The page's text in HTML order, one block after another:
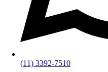
(11) 3392-7510